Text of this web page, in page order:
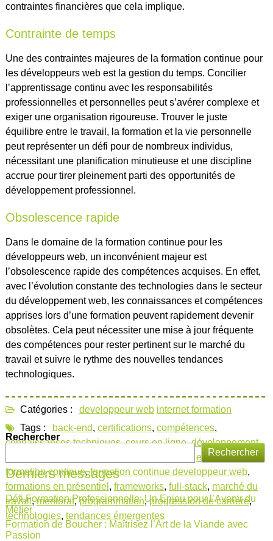
contraintes financières que cela implique.
Contrainte de temps
Une des contraintes majeures de la formation continue pour
les développeurs web est la gestion du temps. Concilier
l’apprentissage continu avec les responsabilités
professionnelles et personnelles peut s’avérer complexe et
exiger une organisation rigoureuse. Trouver le juste
équilibre entre le travail, la formation et la vie personnelle
peut représenter un défi pour de nombreux individus,
nécessitant une planification minutieuse et une discipline
accrue pour tirer pleinement parti des opportunités de
développement professionnel.
Obsolescence rapide
Dans le domaine de la formation continue pour les
développeurs web, un inconvénient majeur est
l’obsolescence rapide des compétences acquises. En effet,
avec l’évolution constante des technologies dans le secteur
du développement web, les connaissances et compétences
apprises lors d’une formation peuvent rapidement devenir
obsolètes. Cela peut nécessiter une mise à jour fréquente
des compétences pour rester pertinent sur le marché du
travail et suivre le rythme des nouvelles tendances
technologiques.
Catégories : developpeur web internet formation
Tags :
back-end, certifications, compétences,
connaissances techniques,cours en ligne,développement
expertise,
formation continue,formation continue developpeur web,
formations en présentiel , frameworks, full-stack, marché du
travail,mentorat,programmation,progression de carrière,
technologies, tendances émergentes
Rechercher
Rechercher
Derniers messages
Défi Formation Professionnelle: Un Enjeu pour l’Avenir du
Métier
Formation de Boucher : Maîtrisez l’Art de la Viande avec
Passion